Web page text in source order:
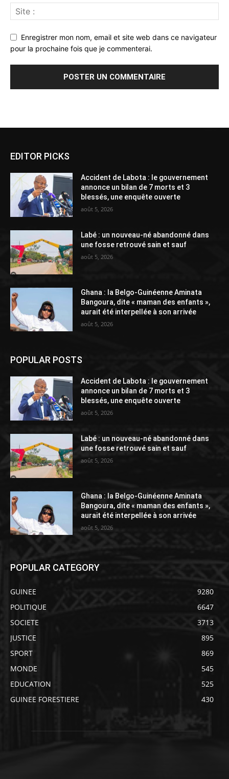
Enregistrer mon nom, email et site web dans ce navigateur
pour la prochaine fois que je commenterai.
EDITOR PICKS
Accident de Labota : le gouvernement
annonce un bilan de 7 morts et 3
blessés, une enquête ouverte
août 5, 2026
Labé : un nouveau-né abandonné dans
une fosse retrouvé sain et sauf
août 5, 2026
Ghana : la Belgo-Guinéenne Aminata
Bangoura, dite « maman des enfants »,
aurait été interpellée à son arrivée
août 5, 2026
POPULAR POSTS
Accident de Labota : le gouvernement
annonce un bilan de 7 morts et 3
blessés, une enquête ouverte
août 5, 2026
Labé : un nouveau-né abandonné dans
une fosse retrouvé sain et sauf
août 5, 2026
Ghana : la Belgo-Guinéenne Aminata
Bangoura, dite « maman des enfants »,
aurait été interpellée à son arrivée
août 5, 2026
POPULAR CATEGORY
GUINEE
9280
POLITIQUE
6647
SOCIETE
3713
JUSTICE
895
SPORT
869
MONDE
545
EDUCATION
525
GUINEE FORESTIERE
430